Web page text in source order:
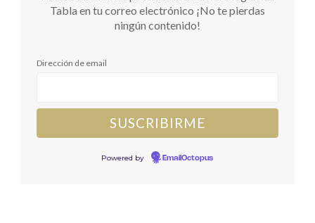
Tabla en tu correo electrónico ¡No te pierdas
ningún contenido!
Dirección de email
Powered by EmailOctopus